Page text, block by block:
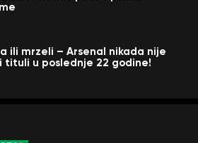
ili mrzeli – Arsenal nikada nije
tituli u poslednje 22 godine!